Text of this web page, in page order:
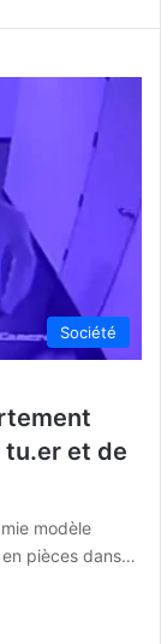
Société
tu.er et de
modèle
pièces dans…